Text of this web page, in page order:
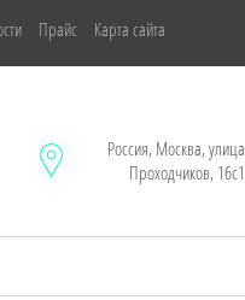
Прайс Карта сайта
Россия, Москва, улица
Проходчиков, 16с1